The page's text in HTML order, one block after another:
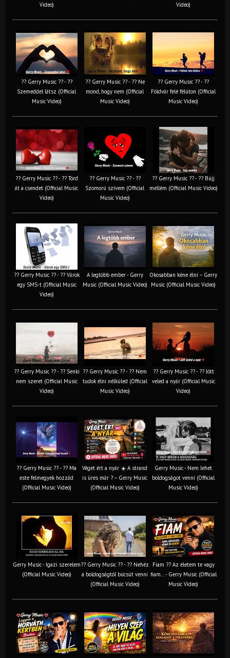
Video)
Video)
?? Gerry Music ?? - ??
Szemeddel látsz (Official
Music Video)
?? Gerry Music ?? - ?? Ne
mond, hogy nem (Official
Music Video)
?? Gerry Music ?? - ??
Földvár felé félúton (Official
Music Video)
?? Gerry Music ?? - ?? Törd
át a csendet (Official Music
Video)
?? Gerry Music ?? - ??
Szomorú szívem (Official
Music Video)
?? Gerry Music ?? - ?? Bújj
mellém (Official Music Video)
?? Gerry Music ?? - ?? Várok
egy SMS-t (Official Music
Video)
A legtöbb ember - Gerry
Music (Official Music Video)
Okosabban kéne élni – Gerry
Music (Official Music Video)
?? Gerry Music ?? - ?? Senki
nem szeret (Official Music
Video)
?? Gerry Music ?? - ?? Nem
tudok élni nélküled (Official
Music Video)
?? Gerry Music ?? - ?? Jött
veled a nyár (Official Music
Video)
?? Gerry Music ?? - ?? Ma
este felmegyek hozzád
(Official Music Video)
Véget ért a nyár ☀️ A strand
is üres már ? – Gerry Music
(Official Music Video)
Gerry Music - Nem lehet
boldogságot venni (Official
Music Video)
Gerry Music - Igazi szerelem
(Official Music Video)
?? Gerry Music ?? - ?? Nehéz
a boldogságtól búcsút venni
(Official Music Video)
Fiam ?‍? Az életem te vagy
fiam... - Gerry Music (Official
Music Video)